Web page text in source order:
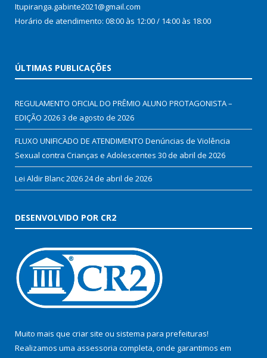
Itupiranga.gabinte2021@gmail.com
Horário de atendimento: 08:00 às 12:00 / 14:00 às 18:00
ÚLTIMAS PUBLICAÇÕES
REGULAMENTO OFICIAL DO PRÊMIO ALUNO PROTAGONISTA –
EDIÇÃO 20263 de agosto de 2026
FLUXO UNIFICADO DE ATENDIMENTO Denúncias de Violência
Sexual contra Crianças e Adolescentes 30 de abril de 2026
Lei Aldir Blanc 202624 de abril de 2026
DESENVOLVIDO POR CR2
Muito mais que criar site ou sistema para prefeituras!
Realizamos uma assessoria completa, onde garantimos em